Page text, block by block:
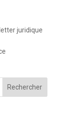
juridique
Rechercher